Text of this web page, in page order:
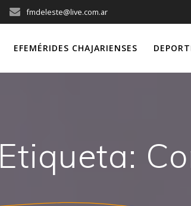
fmdeleste@live.com.ar
EFEMÉRIDES CHAJARIENSES
Etiqueta: